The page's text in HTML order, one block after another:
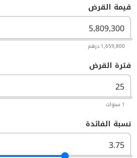
قيمة القرض
1,659,800 درهم
فترة القرض
1 سنوات
نسبة الفائدة